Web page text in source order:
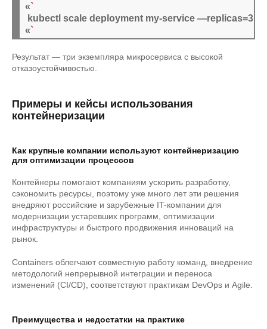
«`
kubectl scale deployment my-service —replicas=3
«`
Результат — три экземпляра микросервиса с высокой
отказоустойчивостью.
Примеры и кейсы использования
контейнеризации
Как крупные компании используют контейнеризацию
для оптимизации процессов
Контейнеры помогают компаниям ускорить разработку,
сэкономить ресурсы, поэтому уже много лет эти решения
внедряют российские и зарубежные IT-компании для
модернизации устаревших программ, оптимизации
инфраструктуры и быстрого продвижения инноваций на
рынок.
Containers облегчают совместную работу команд, внедрение
методологий непрерывной интеграции и переноса
изменений (CI/CD), соответствуют практикам DevOps и Agile.
Преимущества и недостатки на практике